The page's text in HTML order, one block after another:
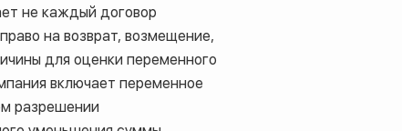
не каждый договор
на возврат, возмещение,
для оценки переменного
включает переменное
разрешении